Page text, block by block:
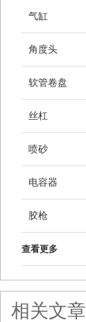
气缸
角度头
软管卷盘
丝杠
喷砂
电容器
胶枪
查看更多
相关文章